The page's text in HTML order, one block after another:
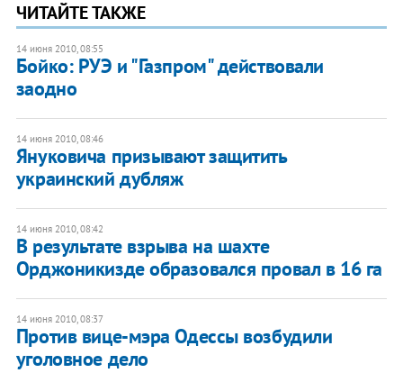
ЧИТАЙТЕ ТАКЖЕ
14 июня 2010, 08:55
Бойко: РУЭ и "Газпром" действовали
заодно
14 июня 2010, 08:46
Януковича призывают защитить
украинский дубляж
14 июня 2010, 08:42
В результате взрыва на шахте
Орджоникизде образовался провал в 16 га
14 июня 2010, 08:37
Против вице-мэра Одессы возбудили
уголовное дело